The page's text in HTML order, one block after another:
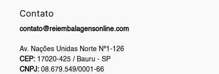
Contato
contato@reiembalagensonline.com
Av. Nações Unidas Norte Nº1-126
CEP: 17020-425 / Bauru - SP
CNPJ: 08.679.549/0001-66